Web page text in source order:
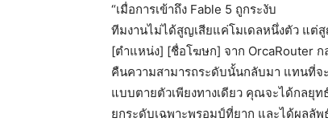
“เมื่อการเข้าถึง Fable 5 ถูกระงับ
ทีมงานไม่ได้สูญเสียแค่โมเดลหนึ่งตัว แต่สู
[ตำแหน่ง] [ชื่อโฆษก] จาก OrcaRouter ก
คืนความสามารถระดับนั้นกลับมา แทนที่จ
แบบตายตัวเพียงทางเดียว คุณจะได้กลยุ
ยกระดับเฉพาะพรอมป์ที่ยาก และได้ผลลัพ